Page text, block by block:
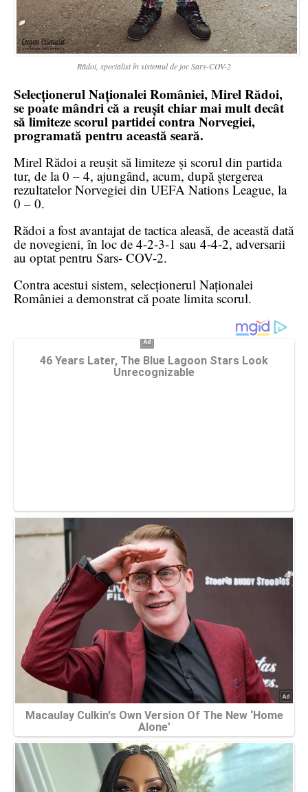
Rădoi, specialist în sistemul de joc Sars-COV-2
Selecționerul Naționalei României, Mirel Rădoi,
se poate mândri că a reușit chiar mai mult decât
să limiteze scorul partidei contra Norvegiei,
programată pentru această seară.
Mirel Rădoi a reușit să limiteze și scorul din partida
tur, de la 0 – 4, ajungând, acum, după ștergerea
rezultatelor Norvegiei din UEFA Nations League, la
0 – 0.
Rădoi a fost avantajat de tactica aleasă, de această dată
de novegieni, în loc de 4-2-3-1 sau 4-4-2, adversarii
au optat pentru Sars- COV-2.
Contra acestui sistem, selecționerul Naționalei
României a demonstrat că poate limita scorul.